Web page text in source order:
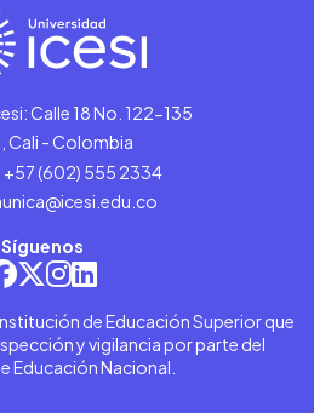
Calle 18 No. 122-135
Cali - Colombia
(602) 555 2334
Síguenos
de Educación Superior que
y vigilancia por parte del
Educación Nacional.